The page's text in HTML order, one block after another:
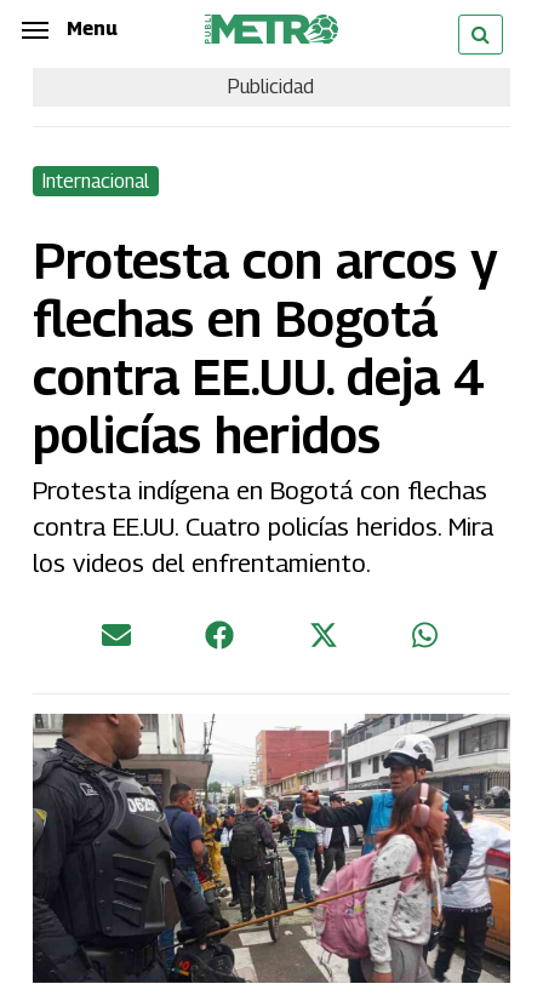
Skip
content
Menu
Publicidad
Internacional
Protesta con arcos y
flechas en Bogotá
contra EE.UU. deja 4
policías heridos
Protesta indígena en Bogotá con flechas
contra EE.UU. Cuatro policías heridos. Mira
los videos del enfrentamiento.
Menu